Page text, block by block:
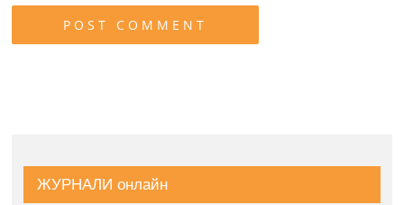
ЖУРНАЛИ онлайн